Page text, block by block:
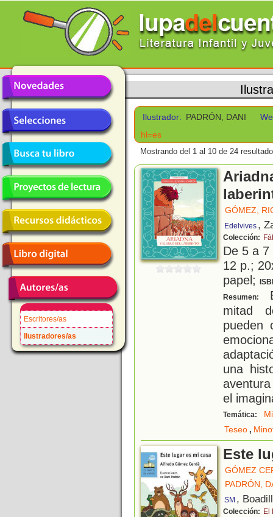
Escritores/as
Ilustradores/as
Ilustrador: PADRÓN, DANI
hl=es
Mostrando del 1 al 10 de 24
GÓMEZ,
Edelvives ,
Colección:
De 5 a
12 p.;
papel;
Resumen:
mitad
pueden
una
el
Temática:
Teseo,
Este
GÓMEZ
PADRÓN,
SM ,
Colección: El